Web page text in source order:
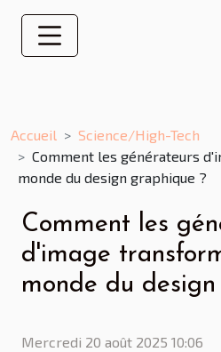
Accueil
Science/High-Tech
Comment les générateurs
monde du design graphique ?
Comment les
d'image
monde du
Mercredi 20 août 2025 10:06